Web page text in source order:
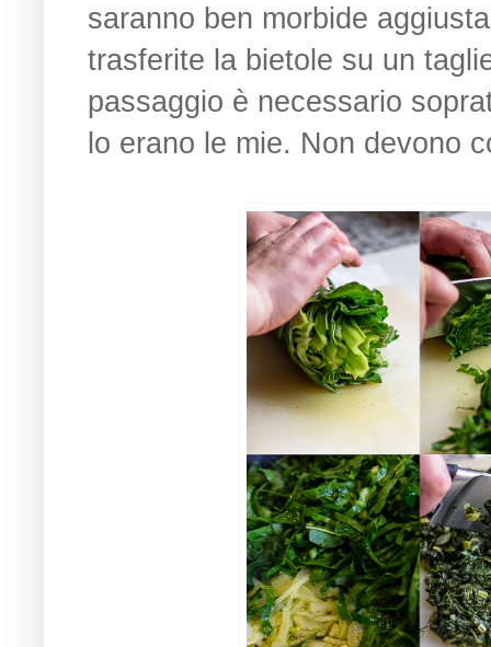
saranno ben morbide
trasferite la bietole su un
passaggio è necessario
lo erano le mie. Non devono